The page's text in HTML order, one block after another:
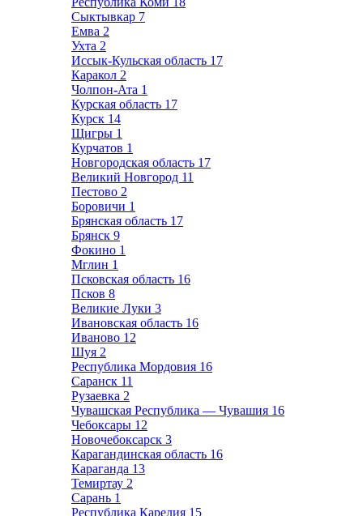
Сыктывкар 7
Емва 2
Ухта 2
Иссык-Кульская область 17
Каракол 2
Чолпон-Ата 1
Курская область 17
Курск 14
Щигры 1
Курчатов 1
Новгородская область 17
Великий Новгород 11
Пестово 2
Боровичи 1
Брянская область 17
Брянск 9
Фокино 1
Мглин 1
Псковская область 16
Псков 8
Великие Луки 3
Ивановская область 16
Иваново 12
Шуя 2
Республика Мордовия 16
Саранск 11
Рузаевка 2
Чувашская Республика — Чувашия 16
Чебоксары 12
Новочебоксарск 3
Карагандинская область 16
Караганда 13
Темиртау 2
Сарань 1
Республика Карелия 15